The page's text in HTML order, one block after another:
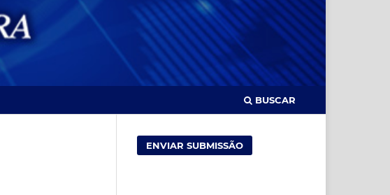
BUSCAR
ENVIAR SUBMISSÃO